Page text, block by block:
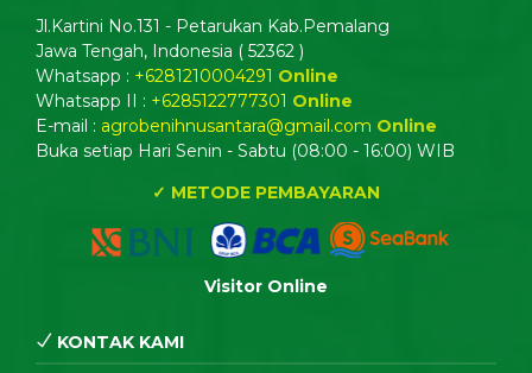
Jl.Kartini No.131 - Petarukan Kab.Pemalang
Jawa Tengah, Indonesia ( 52362 )
Whatsapp : +6281210004291 Online
Whatsapp II : +6285122777301 Online
E-mail : agrobenihnusantara@gmail.com Online
Buka setiap Hari Senin - Sabtu (08:00 - 16:00) WIB
✓ METODE PEMBAYARAN
Visitor Online
KONTAK KAMI